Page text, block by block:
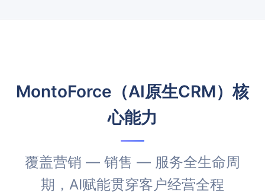
MontoForce（AI原生CRM）核
心能力
覆盖营销 — 销售 — 服务全生命周
期，AI赋能贯穿客户经营全程